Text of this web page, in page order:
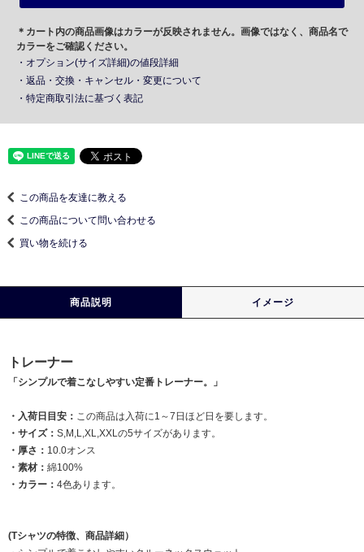
＊カート内の商品画像はカラーが反映されません。画像ではなく、商品名で
カラーをご確認ください。
・オプション(サイズ詳細)の値段詳細
・返品・交換・キャンセル・変更について
・特定商取引法に基づく表記
この商品を友達に教える
この商品について問い合わせる
買い物を続ける
商品説明 イメージ
トレーナー
「シンプルで着こなしやすい定番トレーナー。」
・入荷日目安： この商品は入荷に1～7日ほど日を要します。
・サイズ： S,M,L,XL,XXLの5サイズがあります。
・厚さ： 10.0オンス
・素材： 綿100%
・カラー： 4色あります。
(Tシャツの特徴、商品詳細）